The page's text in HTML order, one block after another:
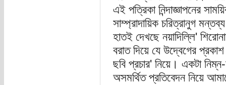
এই পত্রিকা নিন্দাজ্ঞাপনের
সাম্প্রাদায়িক চরিত্রানুগ
হাতই দেখছে নয়াদিল্লি'
বরাত দিয়ে যে উদ্বেগের
ছবি প্রচার' নিয়ে। একটা নিম্ন-
অসমর্থিত প্রতিবেদন নিয়ে